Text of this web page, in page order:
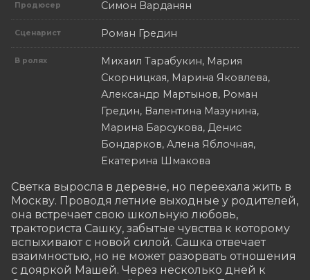
Продюсер Симон Варданян
Сценарист Роман Гредин
В ролях
Михаил Тарабукин, Мария
Скорницкая, Марина Яковлева,
Александр Мартынов, Роман
Гредин, Валентина Мазунина,
Марина Барсукова, Денис
Бондарков, Алена Яблочная,
Екатерина Шмакова
Светка выросла в деревне, но переехала жить в
Москву. Проводя летние выходные у родителей,
она встречает свою школьную любовь,
тракториста Сашку, забытые чувства к которому
вспыхивают с новой силой. Сашка отвечает
взаимностью, но не может разорвать отношения
с дояркой Машей. Через несколько дней к